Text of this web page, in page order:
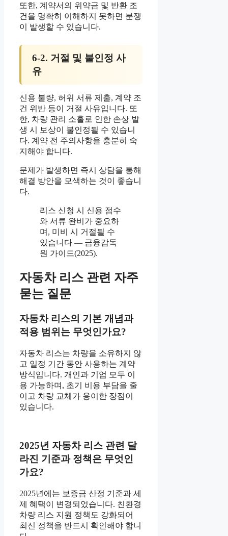
또한, 계약서의 위약금 및 반환 조
건을 명확히 이해하지 못하면 분쟁
이 발생할 수 있습니다.
6-2. 거절 및 불인정 사
유
신용 불량, 허위 서류 제출, 계약 조
건 위반 등이 거절 사유입니다. 또
한, 차량 관리 소홀로 인한 손상 발
생 시 보상이 불인정될 수 있습니
다. 계약 전 주의사항을 충분히 숙
지해야 합니다.
문제가 발생하면 즉시 상담을 통해
해결 방안을 모색하는 것이 좋습니
다.
리스 신청 시 신용 점수
와 서류 완비가 중요하
며, 미비 시 거절될 수
있습니다 — 금융감독
원 가이드(2025).
자동차 리스 관련 자주
묻는 질문
자동차 리스의 기본 개념과
적용 범위는 무엇인가요?
자동차 리스는 차량을 소유하지 않
고 일정 기간 동안 사용하는 계약
방식입니다. 개인과 기업 모두 이
용 가능하며, 초기 비용 부담을 줄
이고 차량 교체가 용이한 장점이
있습니다.
2025년 자동차 리스 관련 달
라진 기준과 정책은 무엇인
가요?
2025년에는 보증금 산정 기준과 세
제 혜택이 변경되었습니다. 친환경
차량 리스 지원 정책도 강화되어
최신 정책을 반드시 확인해야 합니